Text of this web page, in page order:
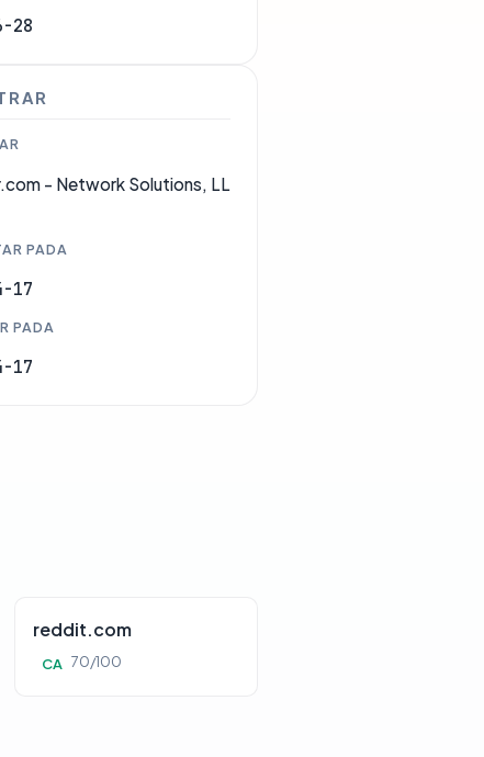
28
- Network Solutions, LL
PADA
17
PADA
17
reddit.com
CA 70/100